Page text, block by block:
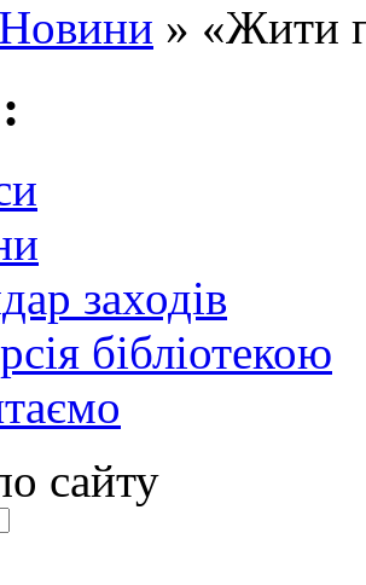
Новини » «Жити
заходів
бібліотекою
сайту